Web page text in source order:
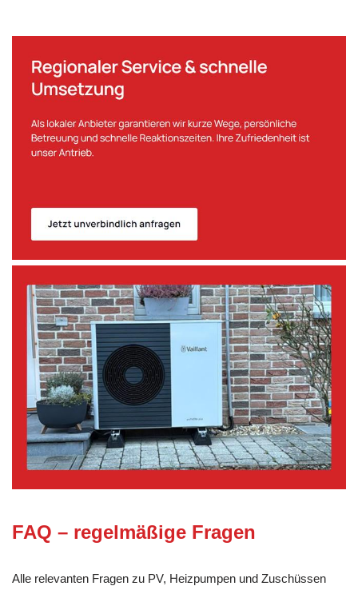
FAQ – regelmäßige Fragen
Alle relevanten Fragen zu PV, Heizpumpen und Zuschüssen